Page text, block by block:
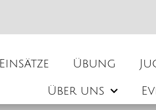
Einsätze Übung
Über uns